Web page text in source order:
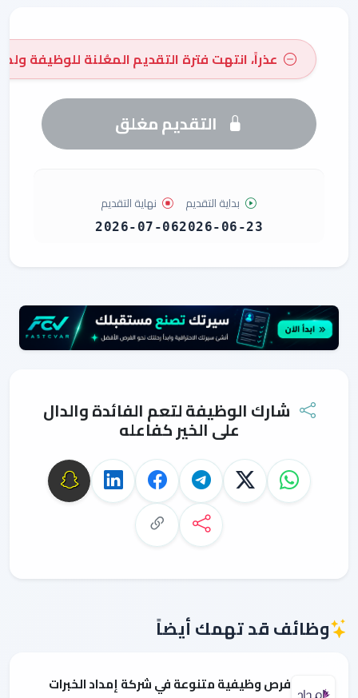
عذراً، انتهت فترة التقديم المعُلنة للوظيفة
التقديم مغلق
بداية التقديم
2026-06-23
نهاية التقديم
2026-07-06
شارك الوظيفة لتعم الفائدة والدال
على الخير كفاعله
وظائف قد تهمك أيضاً
فرص وظيفية متنوعة في شركة إمداد الخبرات